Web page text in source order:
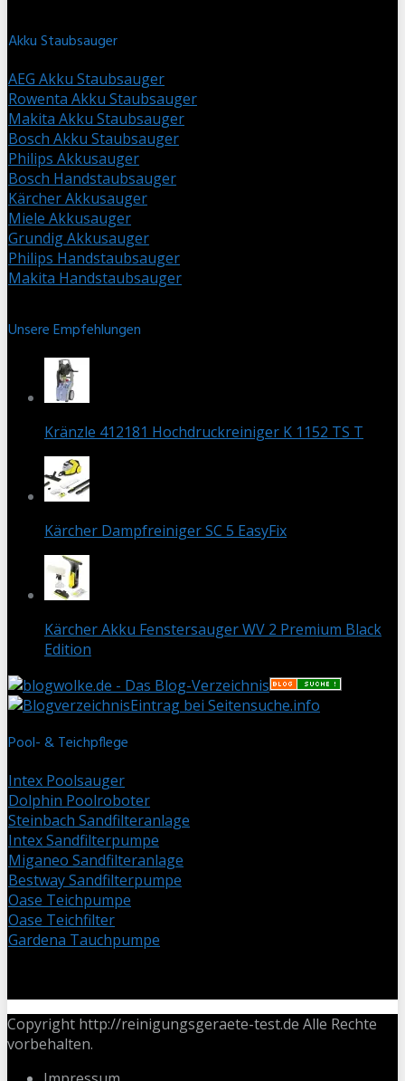
Akku Staubsauger
AEG Akku Staubsauger
Rowenta Akku Staubsauger
Makita Akku Staubsauger
Bosch Akku Staubsauger
Philips Akkusauger
Bosch Handstaubsauger
Kärcher Akkusauger
Miele Akkusauger
Grundig Akkusauger
Philips Handstaubsauger
Makita Handstaubsauger
Unsere Empfehlungen
Kränzle 412181 Hochdruckreiniger K 1152 TS T
Kärcher Dampfreiniger SC 5 EasyFix
Kärcher Akku Fenstersauger WV 2 Premium Black
Edition
Eintrag bei Seitensuche.info
Pool- & Teichpflege
Intex Poolsauger
Dolphin Poolroboter
Steinbach Sandfilteranlage
Intex Sandfilterpumpe
Miganeo Sandfilteranlage
Bestway Sandfilterpumpe
Oase Teichpumpe
Oase Teichfilter
Gardena Tauchpumpe
Copyright http://reinigungsgeraete-test.de Alle Rechte
vorbehalten.